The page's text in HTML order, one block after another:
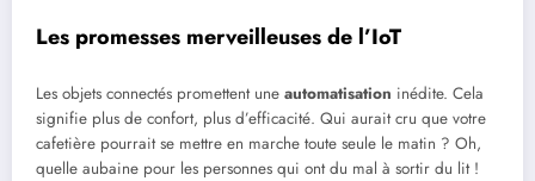
Les promesses merveilleuses de l’IoT
Les objets connectés promettent une automatisation inédite. Cela
signifie plus de confort, plus d’efficacité. Qui aurait cru que votre
cafetière pourrait se mettre en marche toute seule le matin ? Oh,
quelle aubaine pour les personnes qui ont du mal à sortir du lit !